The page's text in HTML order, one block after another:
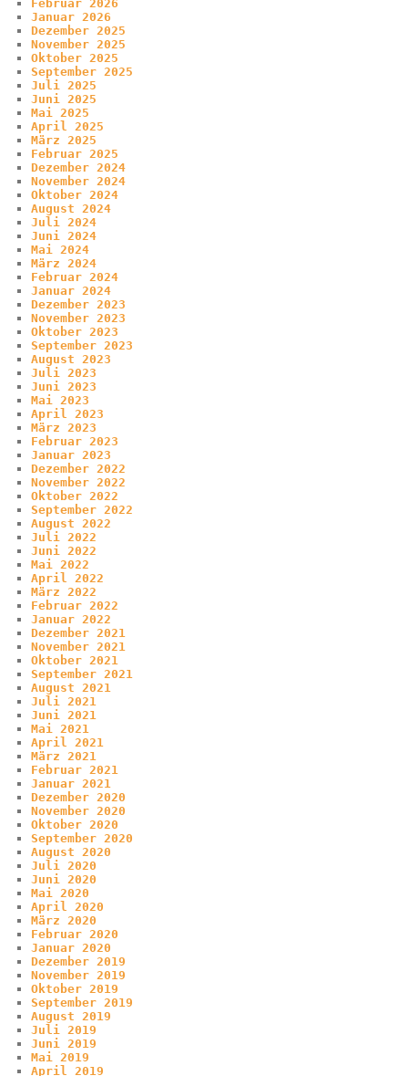
Februar 2026
Januar 2026
Dezember 2025
November 2025
Oktober 2025
September 2025
Juli 2025
Juni 2025
Mai 2025
April 2025
März 2025
Februar 2025
Dezember 2024
November 2024
Oktober 2024
August 2024
Juli 2024
Juni 2024
Mai 2024
März 2024
Februar 2024
Januar 2024
Dezember 2023
November 2023
Oktober 2023
September 2023
August 2023
Juli 2023
Juni 2023
Mai 2023
April 2023
März 2023
Februar 2023
Januar 2023
Dezember 2022
November 2022
Oktober 2022
September 2022
August 2022
Juli 2022
Juni 2022
Mai 2022
April 2022
März 2022
Februar 2022
Januar 2022
Dezember 2021
November 2021
Oktober 2021
September 2021
August 2021
Juli 2021
Juni 2021
Mai 2021
April 2021
März 2021
Februar 2021
Januar 2021
Dezember 2020
November 2020
Oktober 2020
September 2020
August 2020
Juli 2020
Juni 2020
Mai 2020
April 2020
März 2020
Februar 2020
Januar 2020
Dezember 2019
November 2019
Oktober 2019
September 2019
August 2019
Juli 2019
Juni 2019
Mai 2019
April 2019